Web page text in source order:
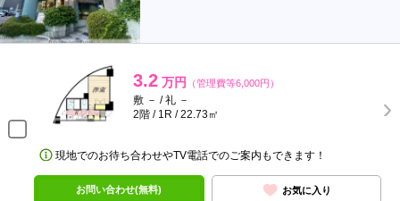
3.2 万円 （管理費等6,000円）
敷 － / 礼 －
2階 / 1R / 22.73㎡
現地でのお待ち合わせやTV電話でのご案内もできます！
お問い合わせ(無料) お気に入り